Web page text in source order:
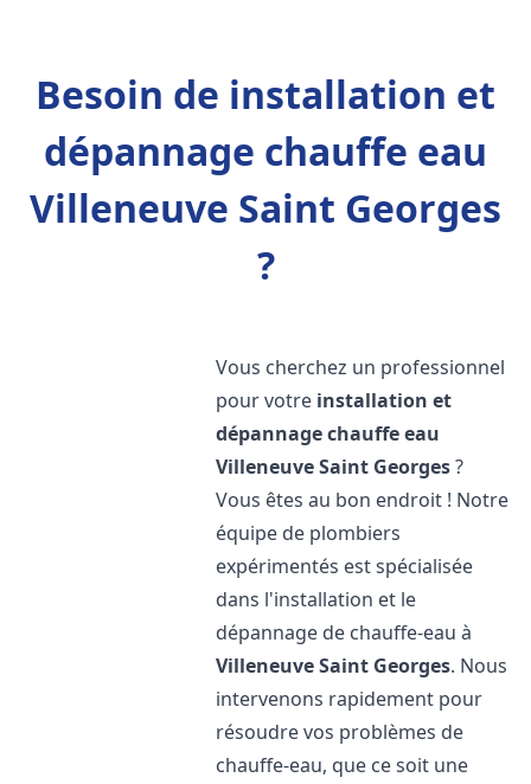
Besoin de installation et
dépannage chauffe eau
Villeneuve Saint Georges
?
Vous cherchez un professionnel
pour votre installation et
dépannage chauffe eau
Villeneuve Saint Georges?
Vous êtes au bon endroit ! Notre
équipe de plombiers
expérimentés est spécialisée
dans l'installation et le
dépannage de chauffe-eau à
Villeneuve Saint Georges. Nous
intervenons rapidement pour
résoudre vos problèmes de
chauffe-eau, que ce soit une